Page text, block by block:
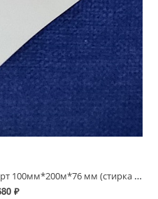
Нейлоновая лента Белая Стандарт 100мм*200м*76 мм (стирка до 90С)
₽